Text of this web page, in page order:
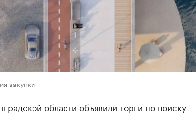
закупки
области объявили торги по поиску